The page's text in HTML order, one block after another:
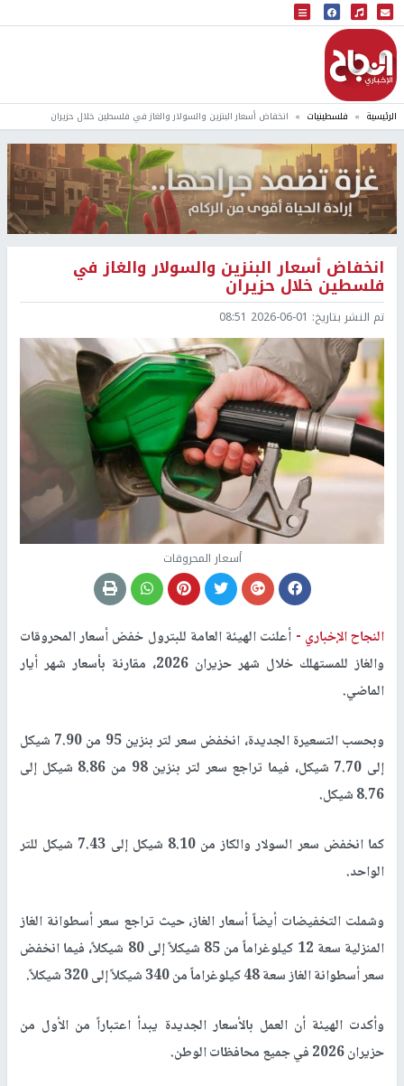
البث المباشر
إذاعة النجاح
الرئيسية فلسطينيات انخفاض أسعار البنزين والسولار والغاز في فلسطين خلال حزيران
انخفاض أسعار البنزين والسولار والغاز في
فلسطين خلال حزيران
تم النشر بتاريخ: 2026-06-01 08:51
أسعار المحروقات
النجاح الإخباري - أعلنت الهيئة العامة للبترول خفض أسعار المحروقات
والغاز للمستهلك خلال شهر حزيران 2026، مقارنة بأسعار شهر أيار
الماضي.
وبحسب التسعيرة الجديدة، انخفض سعر لتر بنزين 95 من 7.90 شيكل
إلى 7.70 شيكل، فيما تراجع سعر لتر بنزين 98 من 8.86 شيكل إلى
8.76 شيكل.
كما انخفض سعر السولار والكاز من 8.10 شيكل إلى 7.43 شيكل للتر
الواحد.
وشملت التخفيضات أيضاً أسعار الغاز، حيث تراجع سعر أسطوانة الغاز
المنزلية سعة 12 كيلوغراماً من 85 شيكلاً إلى 80 شيكلاً، فيما انخفض
سعر أسطوانة الغاز سعة 48 كيلوغراماً من 340 شيكلاً إلى 320 شيكلاً.
وأكدت الهيئة أن العمل بالأسعار الجديدة يبدأ اعتباراً من الأول من
حزيران 2026 في جميع محافظات الوطن.